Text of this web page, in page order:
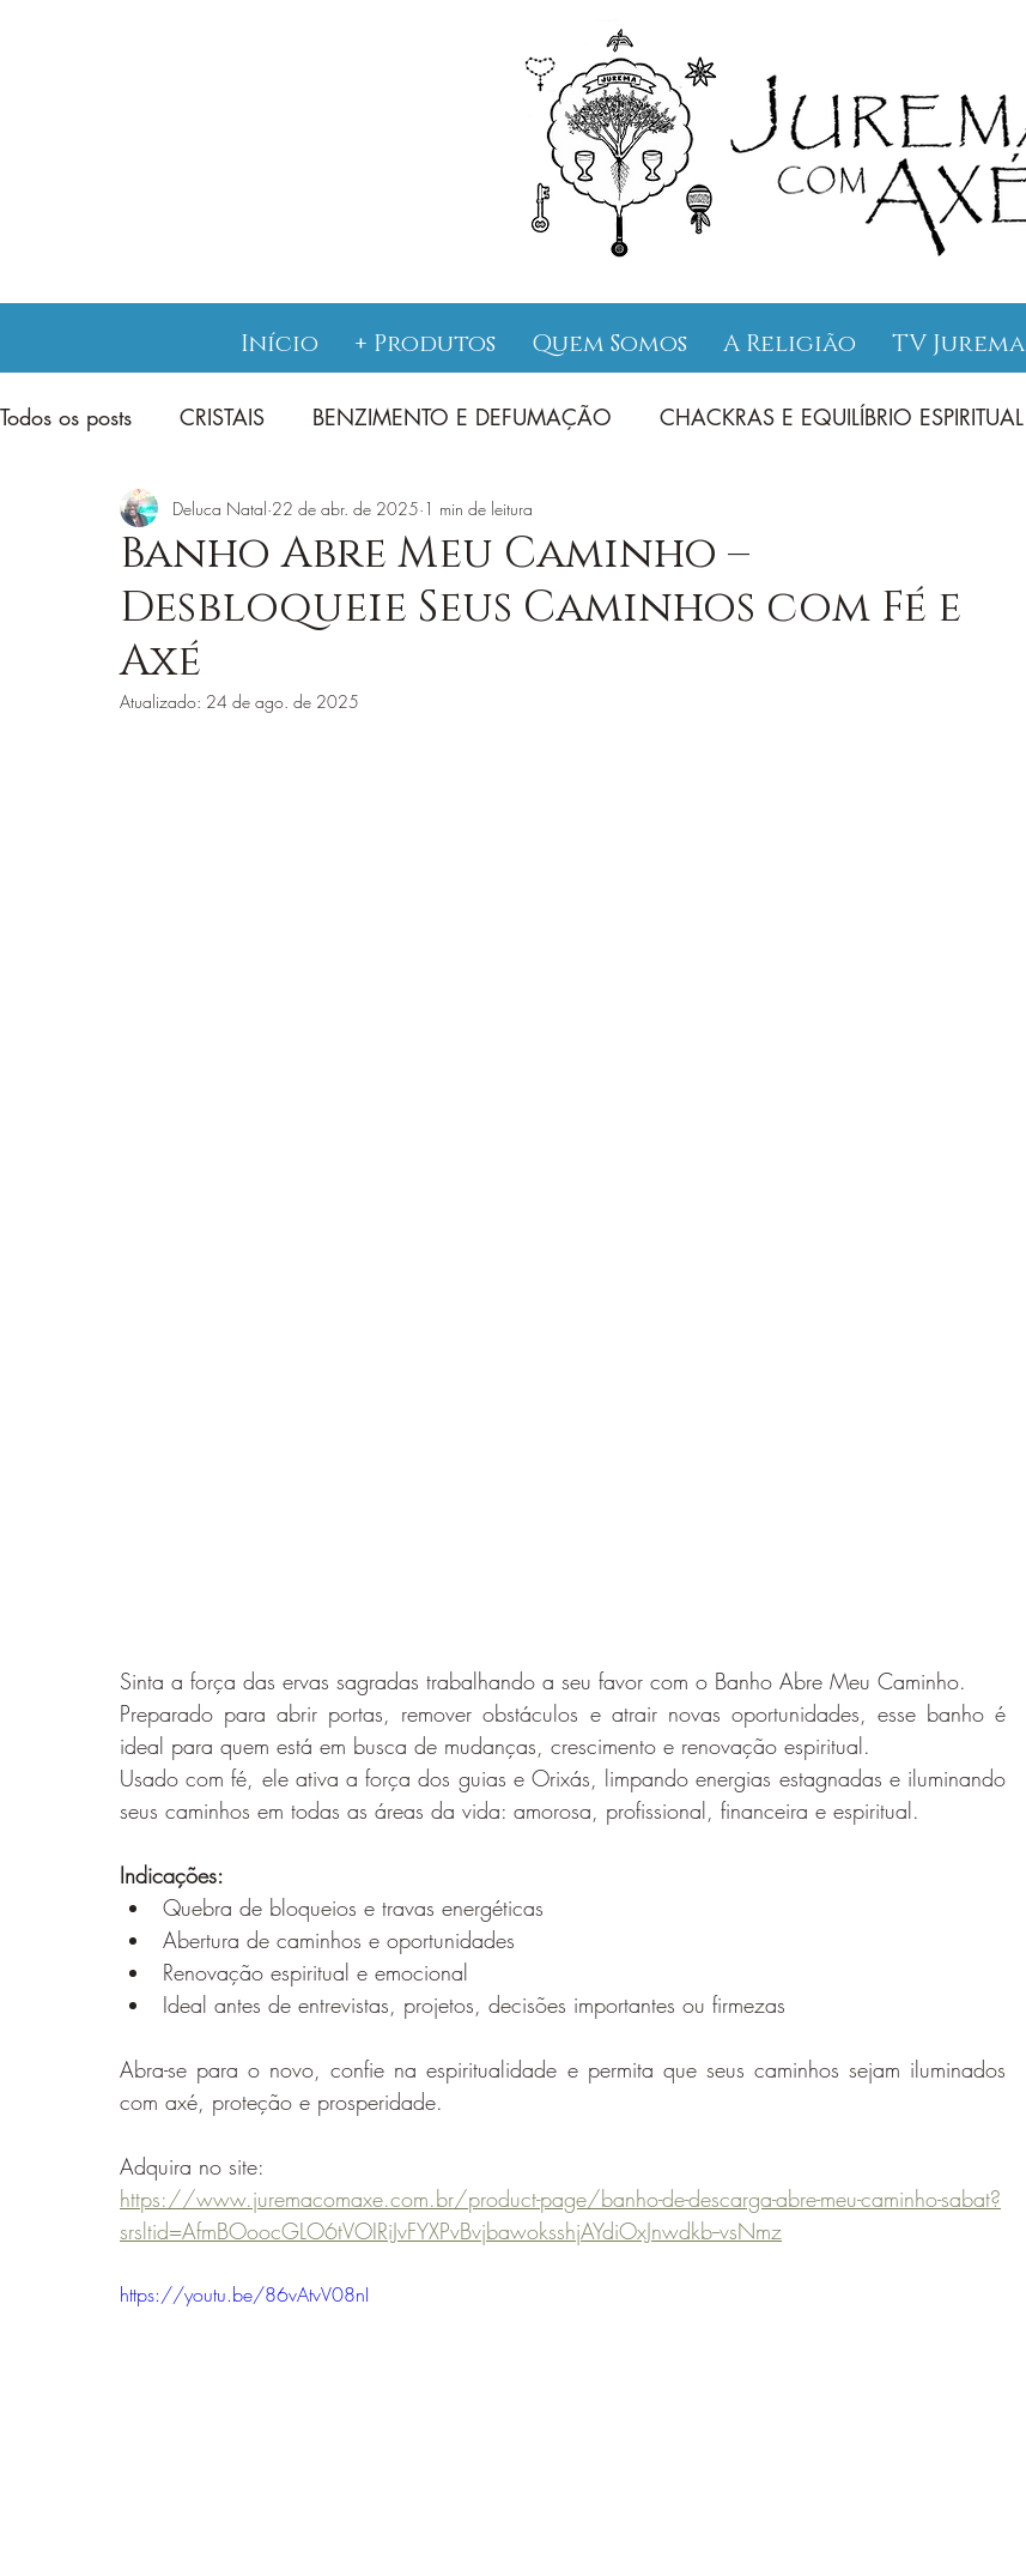
Início + Produtos Quem Somos A Religião TV Jurema
Todos os posts CRISTAIS BENZIMENTO E DEFUMAÇÃO CHACKRAS E EQUILÍBRIO ESPIRITUAL
JUREMA SAGRADA CATIMBÓ TAROT E ENSINAMENTOS
ORIXÁS E ENSINAMENTOS LOJA JUREMA COM AXÉ
Banho Abre Meu Caminho –
Desbloqueie Seus Caminhos com Fé e
Axé
Deluca Natal 22 de abr. de 2025 1 min de leitura
Atualizado: 24 de ago. de 2025
Sinta a força das ervas sagradas trabalhando a seu favor com o Banho Abre Meu Caminho.
Preparado para abrir portas, remover obstáculos e atrair novas oportunidades, esse banho é
ideal para quem está em busca de mudanças, crescimento e renovação espiritual.
Usado com fé, ele ativa a força dos guias e Orixás, limpando energias estagnadas e iluminando
seus caminhos em todas as áreas da vida: amorosa, profissional, financeira e espiritual.
Indicações:
Quebra de bloqueios e travas energéticas
Abertura de caminhos e oportunidades
Renovação espiritual e emocional
Ideal antes de entrevistas, projetos, decisões importantes ou firmezas
Abra-se para o novo, confie na espiritualidade e permita que seus caminhos sejam iluminados
com axé, proteção e prosperidade.
Adquira no site:
https://www.juremacomaxe.com.br/product-page/banho-de-descarga-abre-meu-caminho-sabat?
srsltid=AfmBOoocGLO6tVOIRiJvFYXPvBvjbawoksshjAYdiOxJnwdkb--vsNmz
https://youtu.be/86vAtvV08nI